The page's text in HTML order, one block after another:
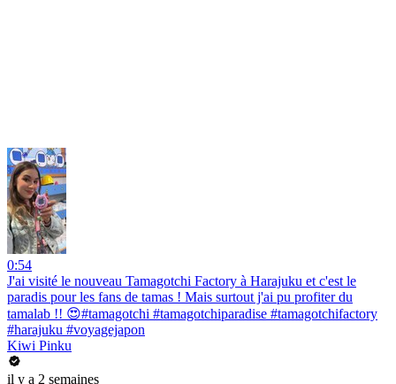
0:54
J'ai visité le nouveau Tamagotchi Factory à Harajuku et c'est le
paradis pour les fans de tamas ! Mais surtout j'ai pu profiter du
tamalab !! 😍#tamagotchi #tamagotchiparadise #tamagotchifactory
#harajuku #voyagejapon
Kiwi Pinku
il y a 2 semaines